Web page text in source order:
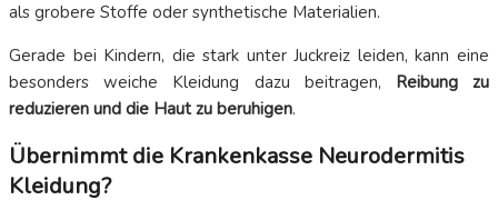
als grobere Stoffe oder synthetische Materialien.
Gerade bei Kindern, die stark unter Juckreiz leiden, kann eine
besonders weiche Kleidung dazu beitragen, Reibung zu
reduzieren und die Haut zu beruhigen.
Übernimmt die Krankenkasse Neurodermitis
Kleidung?